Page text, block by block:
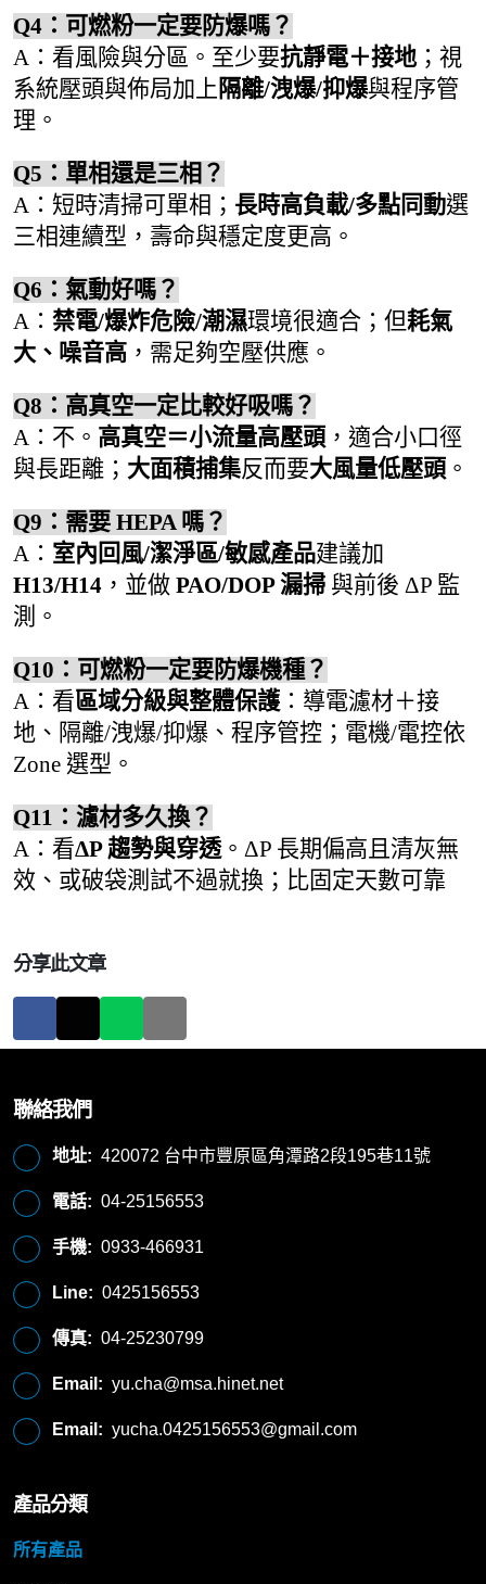
Q4：可燃粉一定要防爆嗎？
A：看風險與分區。至少要抗靜電＋接地；視
系統壓頭與佈局加上 隔離/洩爆/抑爆與程序管
理。
Q5：單相還是三相？
A：短時清掃可單相； 長時高負載/多點同動選
三相連續型，壽命與穩定度更高。
Q6：氣動好嗎？
A： 禁電/爆炸危險/潮濕環境很適合；但耗氣
大、噪音高 ，需足夠空壓供應。
Q8：高真空一定比較好吸嗎？
A：不。 高真空＝小流量高壓頭 ，適合小口徑
與長距離； 大面積捕集反而要大風量低壓頭 。
Q9：需要 HEPA 嗎？
A： 室內回風/潔淨區/敏感產品建議加
H13/H14 ，並做 PAO/DOP 漏掃 與前後 ΔP 監
測。
Q10：可燃粉一定要防爆機種？
A：看區域分級與整體保護 ：導電濾材＋接
地、隔離/洩爆/抑爆、程序管控；電機/電控依
Zone 選型。
Q11：濾材多久換？
A：看ΔP 趨勢與穿透。ΔP 長期偏高且清灰無
效、或破袋測試不過就換；比固定天數可靠
分享此文章
聯絡我們
地址: 420072 台中市豐原區角潭路2段195巷11號
電話: 04-25156553
手機: 0933-466931
Line: 0425156553
傳真: 04-25230799
Email: yu.cha@msa.hinet.net
Email: yucha.0425156553@gmail.com
產品分類
所有產品